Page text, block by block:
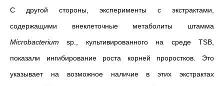
С другой стороны, эксперименты с экстрактами,
содержащими внеклеточные метаболиты штамма
Microbacterium sp., культивированного на среде TSB,
показали ингибирование роста корней проростков. Это
указывает на возможное наличие в этих экстрактах